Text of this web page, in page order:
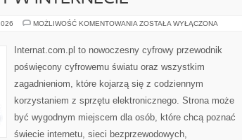
MOŻLIWOŚĆ KOMENTOWANIA NOWINKI
INTERNECIE
ZOSTAŁA WYŁĄCZONA
Internat.com.pl to nowoczesny cyfrowy przewodnik
poświęcony cyfrowemu światu oraz wszystkim
zagadnieniom, które kojarzą się z codziennym
korzystaniem z sprzętu elektronicznego. Strona może
być wygodnym miejscem dla osób, które chcą poznać
świecie internetu, sieci bezprzewodowych,